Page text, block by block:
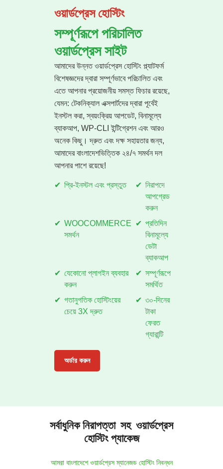
ওয়ার্ডপ্রেস হোস্টিং
সম্পূর্ণরূপে পরিচালিত
ওয়ার্ডপ্রেস সাইট
আমাদের উন্নত ওয়ার্ডপ্রেস হোস্টিং প্ল্যাটফর্ম
বিশেষজ্ঞদের দ্বারা সম্পূর্ণভাবে পরিচালিত এবং
এতে আপনার প্রয়োজনীয় সমস্ত ফিচার রয়েছে,
যেমন: টেকনিক্যাল এক্সপার্টদের দ্বারা পূর্বেই
ইনস্টল করা, স্বয়ংক্রিয় আপডেট, বিনামূল্যে
ব্যাকআপ, WP-CLI ইন্টিগ্রেশন এবং আরও
অনেক কিছু। দ্রুত এবং দক্ষ সহায়তার জন্য,
আমাদের বাংলাদেশভিত্তিক ২৪/৭ সমর্থন দল
আপনার পাশে রয়েছে!
প্রি-ইনস্টল এবং প্রস্তুত
নিরাপদে
আপগ্রেড
করুন
WOOCOMMERCE
সমর্থন
প্রতিদিন
বিনামূল্যে
ডেটা
ব্যাকআপ
যেকোনো প্লাগইন ব্যবহার
করুন
সম্পূর্ণরূপে
সমর্থিত
গতানুগতিক হোস্টিংয়ের
চেয়ে 3X দ্রুত
৩০-দিনের
টাকা
ফেরত
গ্যারান্টি
অর্ডার করুন
সর্বাধুনিক নিরাপত্তা সহ ওয়ার্ডপ্রেস
হোস্টিং প্যাকেজ
আমরা বাংলাদেশেওয়ার্ডপ্রেস ম্যানেজড হোস্টিংনিবন্ধন